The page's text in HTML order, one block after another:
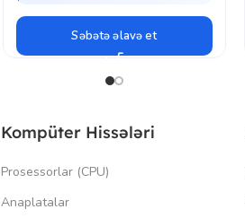
Səbətə əlavə et
Kompüter Hissələri
Prosessorlar (CPU)
Anaplatalar